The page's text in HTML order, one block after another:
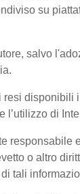
su
salvo
l’utilizzo di
o altro
tali